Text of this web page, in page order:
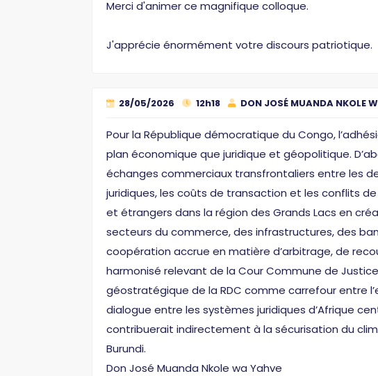
Merci d'animer ce magnifique colloque.
J'apprécie énormément votre discours patriotique.
28/05/2026 12h18 DON JOSÉ MUANDA NKOLE
Pour la République démocratique du Congo,
plan économique que juridique et géopolitique.
échanges commerciaux transfrontaliers entre les
juridiques, les coûts de transaction et les conflits
et étrangers dans la région des Grands Lacs en
secteurs du commerce, des infrastructures, des
coopération accrue en matière d’arbitrage, de
harmonisé relevant de la Cour Commune de
géostratégique de la RDC comme carrefour entre
dialogue entre les systèmes juridiques d’Afrique
contribuerait indirectement à la sécurisation du
Burundi.
Don José Muanda Nkole wa Yahve